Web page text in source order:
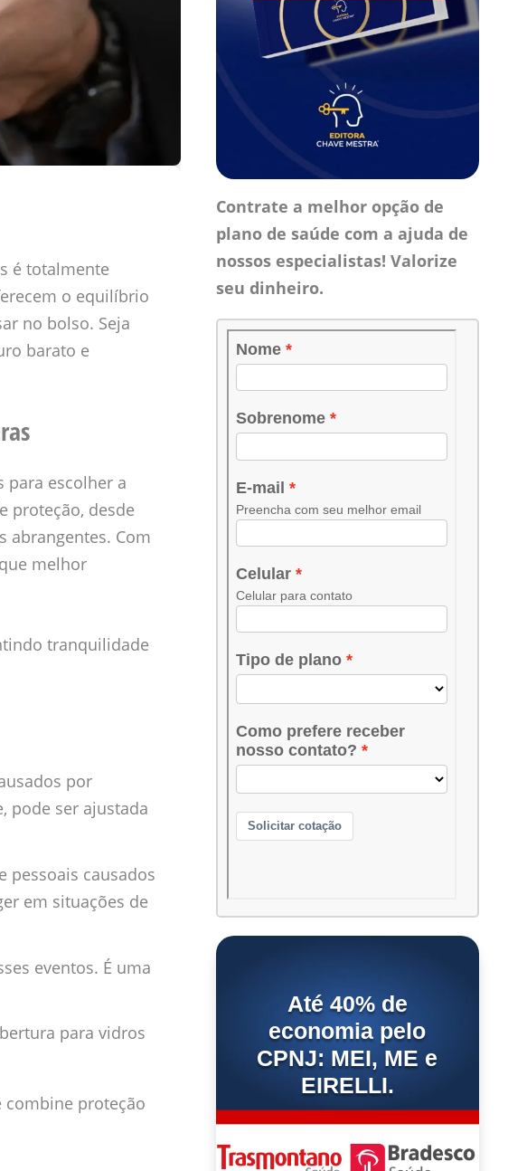
é totalmente
o equilíbrio
no bolso. Seja
barato e
para escolher a
proteção, desde
abrangentes. Com
melhor
tranquilidade
por
pode ser ajustada
pessoais causados
em situações de
eventos. É uma
para vidros
combine proteção
Contrate a melhor opção de
plano de saúde com a ajuda de
nossos especialistas! Valorize
seu dinheiro.
Até 40% de
economia pelo
CPNJ: MEI, ME e
EIRELLI.